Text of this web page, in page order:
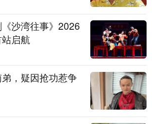
沙湾往事》2026
启航
，疑因抢功惹争